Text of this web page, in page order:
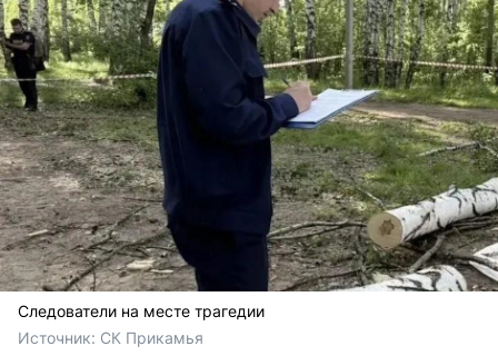
Следователи на месте трагедии
Источник: СК Прикамья